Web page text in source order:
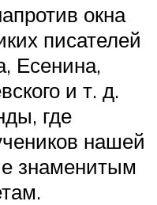
окна
писателей
Есенина,
и т. д.
где
нашей
знаменитым